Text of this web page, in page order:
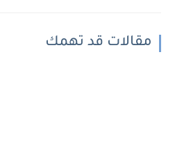
مقالات قد تهمك